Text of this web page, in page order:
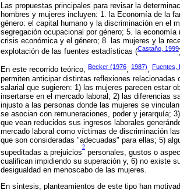
Las propuestas principales para revisar la
hombres y mujeres incluyen: 1. la Economía de la
género: el capital humano y la discriminación en el
segregación ocupacional por género; 5. la
crisis económica y el género; 8. las mujeres y la
explotación de las fuentes estadísticas (Castaño, 1999
En este recorrido teórico, Becker (1976, 1987), Fuentes,
permiten anticipar distintas reflexiones
salarial que sugieren: 1) las mujeres parecen estar
insertarse en el mercado laboral; 2) las diferencias
injusto a las personas donde las mujeres se
se asocian con remuneraciones, poder y jerarquía;
que vean reducidos sus ingresos laborales
mercado laboral como víctimas de discriminación
que son consideradas "adecuadas" para ellas; 5)
supeditadas a prejuicios
2
personales, gustos o
cualifican impidiendo su superación y, 6) no existe
desigualdad en menoscabo de las mujeres.
En síntesis, planteamientos de este tipo han